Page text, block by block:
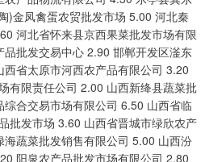
)金凤禽蛋农贸批发市场 5.00 河北秦
河北省怀来县京西果菜批发市场有限
批发交易中心 2.90 邯郸开发区滏东
省太原市河西农产品有限公司 3.20
有限责任公司 2.00 山西新绛县蔬菜批
合交易市场有限公司 6.50 山西省临
批发市场 3.60 山西省晋城市绿欣农产
蔬菜批发销售有限公司 5.00 山西汾
阳泉农产品批发市场有限公司 2.80